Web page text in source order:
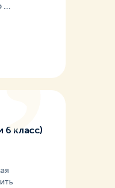
...
6 класс)